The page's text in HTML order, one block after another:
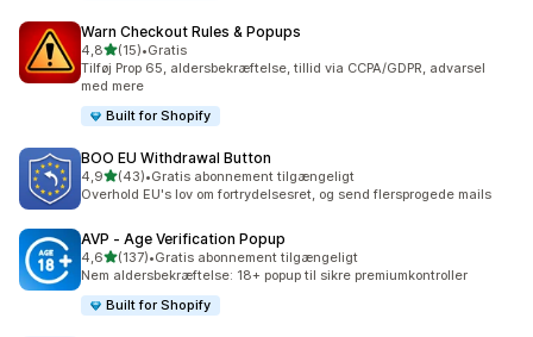
Warn Checkout Rules & Popups
4,8ud af 5 stjerner
(15)
15 anmeldelser i alt
•Gratis
Tilføj Prop 65, aldersbekræftelse, tillid via CCPA/GDPR, advarsel
med mere
Built for Shopify
BOO EU Withdrawal Button
4,9ud af 5 stjerner
(43)
43 anmeldelser i alt
•Gratis abonnement tilgængeligt
Overhold EU's lov om fortrydelsesret, og send flersprogede mails
AVP ‑ Age Verification Popup
4,6ud af 5 stjerner
(137)
137 anmeldelser i alt
•Gratis abonnement tilgængeligt
Nem aldersbekræftelse: 18+ popup til sikre premiumkontroller
Built for Shopify